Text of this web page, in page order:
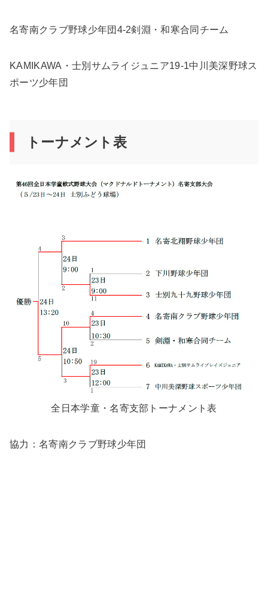
名寄南クラブ野球少年団4-2剣淵・和寒合同チーム
KAMIKAWA・士別サムライジュニア19-1中川美深野球ス
ポーツ少年団
トーナメント表
全日本学童・名寄支部トーナメント表
協力：名寄南クラブ野球少年団